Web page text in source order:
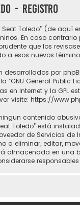
- Registro
Toledo” (de aquí
En caso
que los
a esos nuevos
desarrollados por
“GNU General Public
en Internet y la GPL
visite: https://
contenido
Toledo” está
de Servicios
a eliminar, editar,
almacenada en una